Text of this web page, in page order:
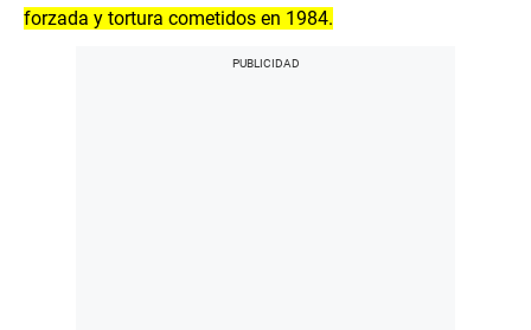
forzada y tortura cometidos en 1984.